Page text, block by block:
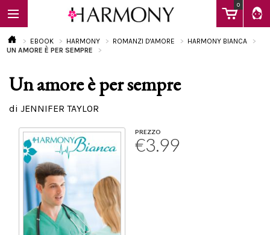
0
EBOOK
Calendario
EBOOK HARMONY ROMANZI D'AMORE
HARMONY BIANCA
UN AMORE È PER SEMPRE
Un amore è per sempre
di JENNIFER TAYLOR
PREZZO
€3.99